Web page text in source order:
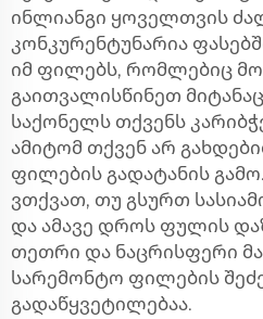
ინლიანგი ყოველთვის
კონკურენტუნარია
იმ ფილებს, რომლებიც
გაითვალისწინეთ
საქონელს თქვენს
ამიტომ თქვენ არ
ფილების გადატანის
ვთქვათ, თუ გსურთ
და ამავე დროს ფულის
თეთრი და ნაცრისფერი
სარემონტო ფილების
გადაწყვეტილებაა.